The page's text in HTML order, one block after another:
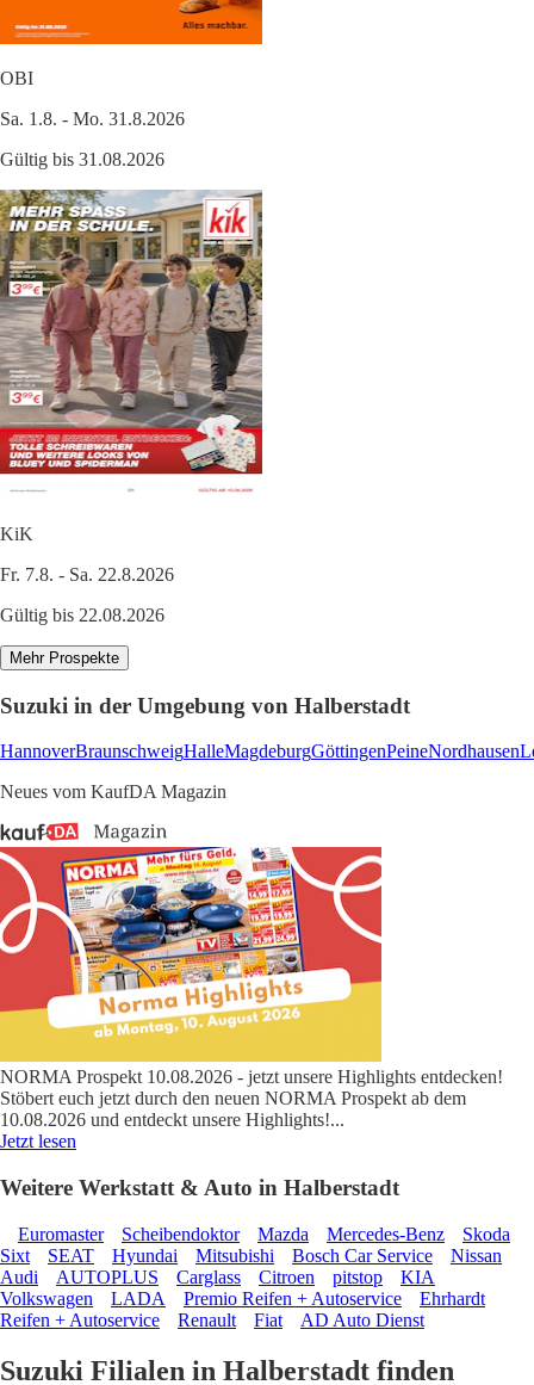
OBI
Sa. 1.8. - Mo. 31.8.2026
Gültig bis 31.08.2026
KiK
Fr. 7.8. - Sa. 22.8.2026
Gültig bis 22.08.2026
Mehr Prospekte
Suzuki in der Umgebung von Halberstadt
HannoverBraunschweigHalleMagdeburgGöttingenPeineNordhausen
Neues vom KaufDA Magazin
NORMA Prospekt 10.08.2026 - jetzt unsere Highlights entdecken!
Stöbert euch jetzt durch den neuen NORMA Prospekt ab dem
10.08.2026 und entdeckt unsere Highlights!...
Jetzt lesen
Weitere Werkstatt & Auto in Halberstadt
Euromaster Scheibendoktor Mazda Mercedes-Benz
Skoda
Sixt
SEAT Hyundai Mitsubishi Bosch Car Service
Nissan
Audi
AUTOPLUS Carglass Citroen pitstop
KIA
Volkswagen
LADA Premio Reifen + Autoservice
Ehrhardt
Reifen + Autoservice
Renault Fiat AD Auto Dienst
Suzuki Filialen in Halberstadt finden